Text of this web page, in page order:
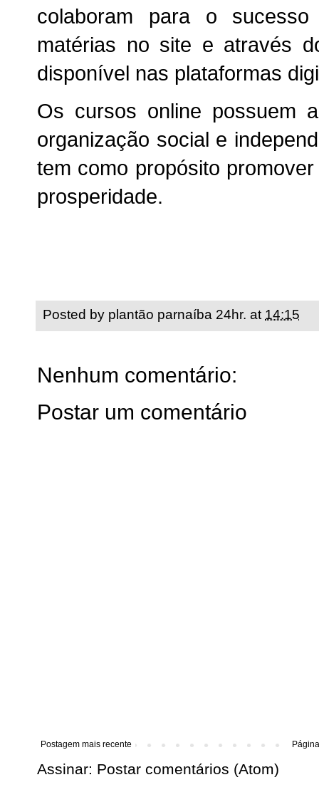
colaboram para o
matérias no site e através
disponível nas plataformas
Os cursos online possuem
organização social e
tem como propósito
prosperidade.
Posted by plantão parnaíba 24hr. at 14:15
Nenhum comentário:
Postar um comentário
Postagem mais recente
Assinar: Postar comentários (Atom)